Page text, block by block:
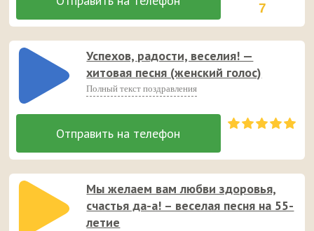
7
Успехов, радости, веселия! —
хитовая песня (женский голос)
Полный текст поздравления
Мы желаем вам любви здоровья,
счастья да-а! – веселая песня на 55-
летие